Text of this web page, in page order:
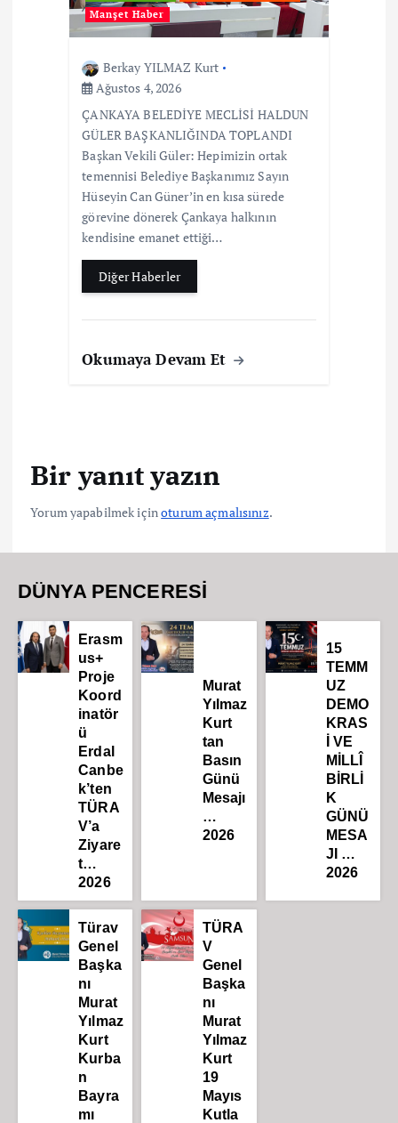
Manşet Haber
Berkay YILMAZ Kurt
Ağustos 4, 2026
ÇANKAYA BELEDİYE MECLİSİ HALDUN
GÜLER BAŞKANLIĞINDA TOPLANDI
Başkan Vekili Güler: Hepimizin ortak
temennisi Belediye Başkanımız Sayın
Hüseyin Can Güner’in en kısa sürede
görevine dönerek Çankaya halkının
kendisine emanet ettiği…
Diğer Haberler
Okumaya Devam Et
Bir yanıt yazın
Yorum yapabilmek içinoturum açmalısınız.
DÜNYA PENCERESİ
Erasm
us+
Proje
Koord
inatör
ü
Erdal
Canbe
k’ten
TÜRA
V’a
Ziyare
t…
2026
Murat
Yılmaz
Kurt
tan
Basın
Günü
Mesajı
…
2026
15
TEMM
UZ
DEMO
KRAS
İ VE
MİLLÎ
BİRLİ
K
GÜNÜ
MESA
JI …
2026
Türav
Genel
Başka
nı
Murat
Yılmaz
Kurt
Kurba
n
Bayra
mı
TÜRA
V
Genel
Başka
nı
Murat
Yılmaz
Kurt
19
Mayıs
Kutla